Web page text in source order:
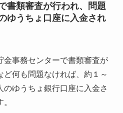
書類審査が行われ、
問題
ゆうちょ口座に入金され
金事務センターで書類審査が
ど何も問題なければ、約１～
のゆうちょ銀行口座に入金さ